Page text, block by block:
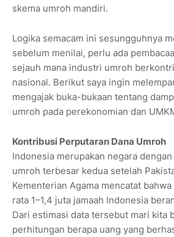
skema umroh mandiri.
Logika semacam ini sesungguhnya
sebelum menilai, perlu ada
sejauh mana industri umroh
nasional. Berikut saya ingin
mengajak buka-bukaan tentang
umroh pada perekonomian dan
Kontribusi Perputaran Dana Umroh
Indonesia merupakan negara
umroh terbesar kedua setelah
Kementerian Agama mencatat
rata 1–1,4 juta jamaah Indonesia
Dari estimasi data tersebut mari kita
perhitungan berapa uang yang